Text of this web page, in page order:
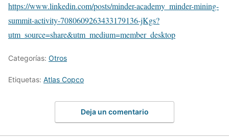
https://www.linkedin.com/posts/minder-academy_minder-mining-
summit-activity-7080609263433179136-jKgs?
utm_source=share&utm_medium=member_desktop
Categorías: Otros
Etiquetas: Atlas Copco
Deja un comentario